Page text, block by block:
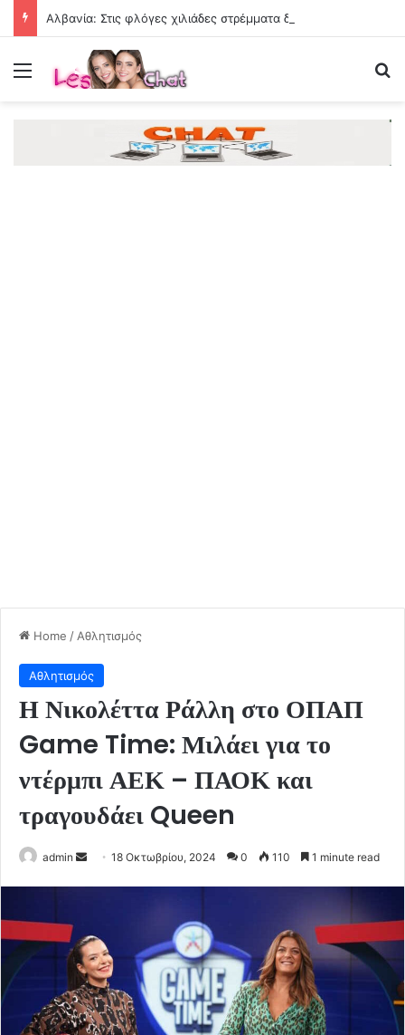
Menu
Home / Αθλητισμός
Αθλητισμός
Η Νικολέττα Ράλλη στο ΟΠΑΠ
Game Time: Μιλάει για το
ντέρμπι ΑΕΚ – ΠΑΟΚ και
τραγουδάει Queen
admin
Send18 Οκτωβρίου, 2024 0 110 1 minute read